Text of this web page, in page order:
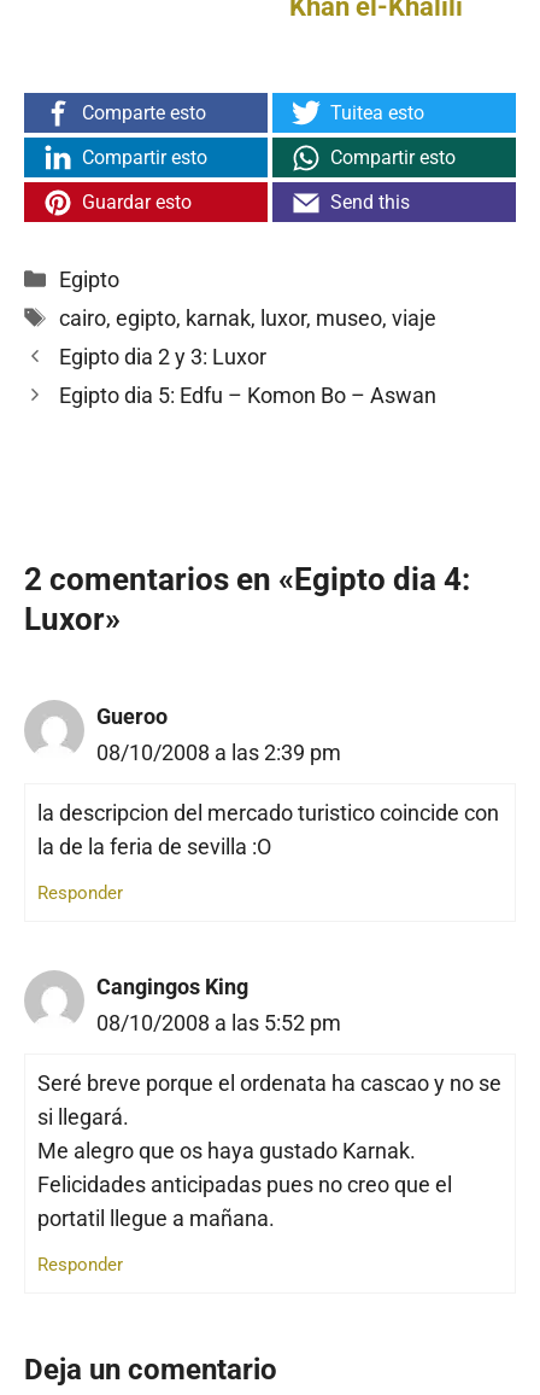
Khan el-Khalili
Comparte esto
Tuitea esto
Compartir esto
Compartir esto
Guardar esto
Send this
Categorías
Egipto
Etiquetas
cairo, egipto, karnak, luxor, museo, viaje
Egipto dia 2 y 3: Luxor
Egipto dia 5: Edfu – Komon Bo – Aswan
2 comentarios en «Egipto dia 4:
Luxor»
Gueroo
08/10/2008 a las 2:39 pm
la descripcion del mercado turistico coincide con
la de la feria de sevilla :O
Responder
Cangingos King
08/10/2008 a las 5:52 pm
Seré breve porque el ordenata ha cascao y no se
si llegará.
Me alegro que os haya gustado Karnak.
Felicidades anticipadas pues no creo que el
portatil llegue a mañana.
Responder
Deja un comentario